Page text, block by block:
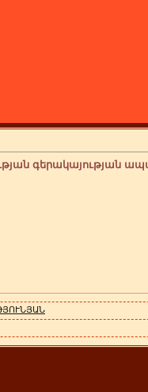
գերակայության